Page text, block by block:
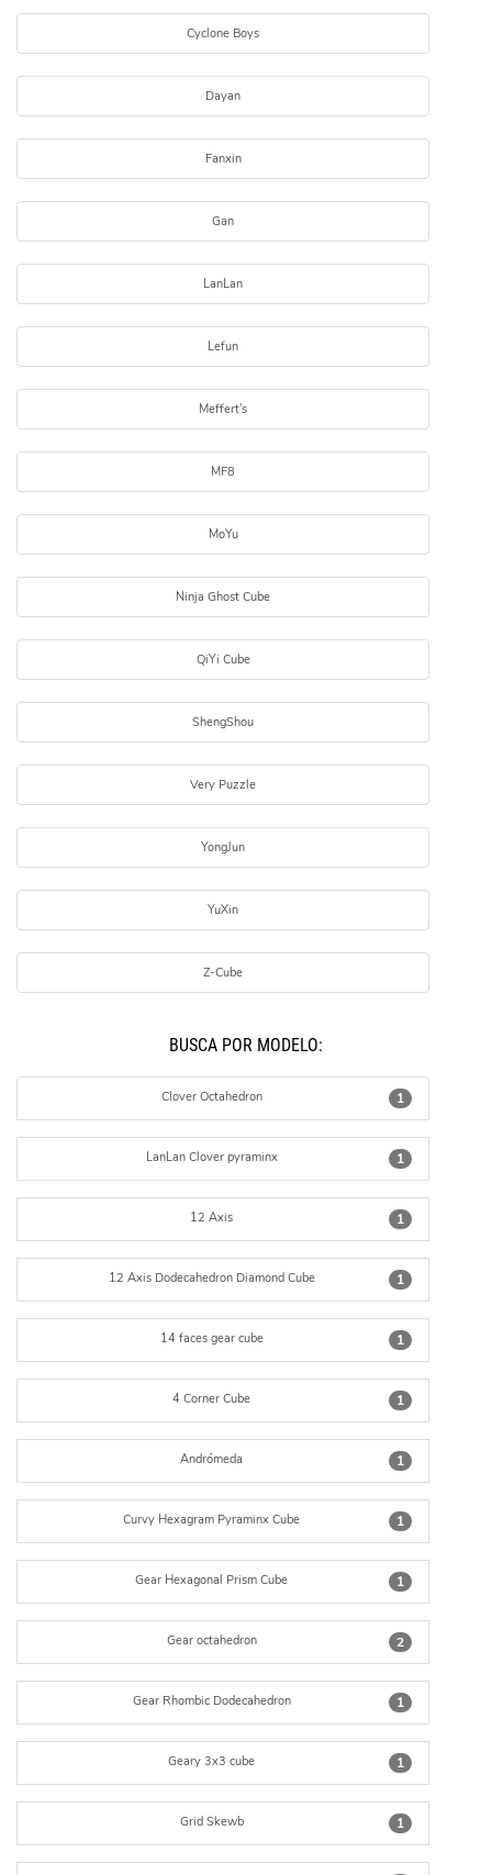
Cyclone Boys
Dayan
Fanxin
Gan
LanLan
Lefun
Meffert's
MF8
MoYu
Ninja Ghost Cube
QiYi Cube
ShengShou
Very Puzzle
YongJun
YuXin
Z-Cube
BUSCÁ POR MODELO:
1
Clover Octahedron
1
LanLan Clover pyraminx
1
12 Axis
1
12 Axis Dodecahedron Diamond Cube
1
14 faces gear cube
1
4 Corner Cube
1
Andrómeda
1
Curvy Hexagram Pyraminx Cube
1
Gear Hexagonal Prism Cube
2
Gear octahedron
1
Gear Rhombic Dodecahedron
1
Geary 3x3 cube
1
Grid Skewb